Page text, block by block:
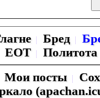
Бред
ЕОТ
Политота
Мои посты